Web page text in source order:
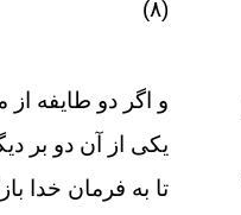
(۸)
و اگر دو طايفه از
يكى از آن دو بر
تا به فرمان خدا